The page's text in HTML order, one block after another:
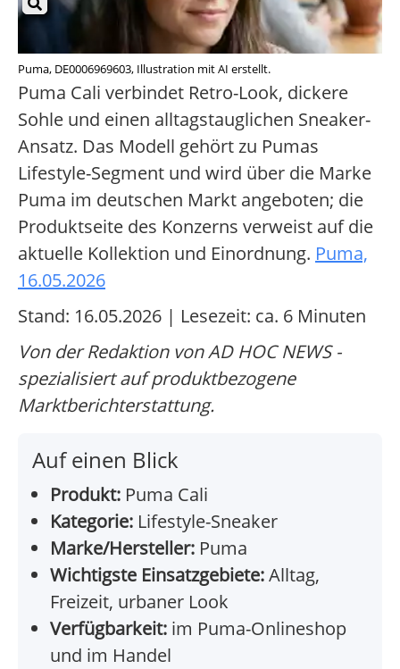
Puma, DE0006969603, Illustration mit AI erstellt.
Puma Cali verbindet Retro-Look, dickere
Sohle und einen alltagstauglichen Sneaker-
Ansatz. Das Modell gehört zu Pumas
Lifestyle-Segment und wird über die Marke
Puma im deutschen Markt angeboten; die
Produktseite des Konzerns verweist auf die
aktuelle Kollektion und Einordnung. Puma,
16.05.2026
Stand: 16.05.2026 | Lesezeit: ca. 6 Minuten
Von der Redaktion von AD HOC NEWS -
spezialisiert auf produktbezogene
Marktberichterstattung.
Auf einen Blick
Produkt: Puma Cali
Kategorie: Lifestyle-Sneaker
Marke/Hersteller: Puma
Wichtigste Einsatzgebiete:Alltag,
Freizeit, urbaner Look
Verfügbarkeit: im Puma-Onlineshop
und im Handel